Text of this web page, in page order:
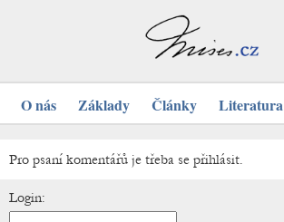
O nás Základy Články Literatura
Pro psaní komentářů je třeba se přihlásit.
Login: